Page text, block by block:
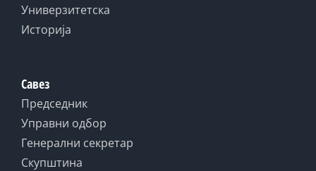
Универзитетска
Историја
Савез
Председник
Управни одбор
Генерални секретар
Скупштина